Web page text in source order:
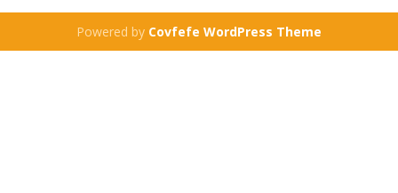
Powered by Covfefe WordPress Theme